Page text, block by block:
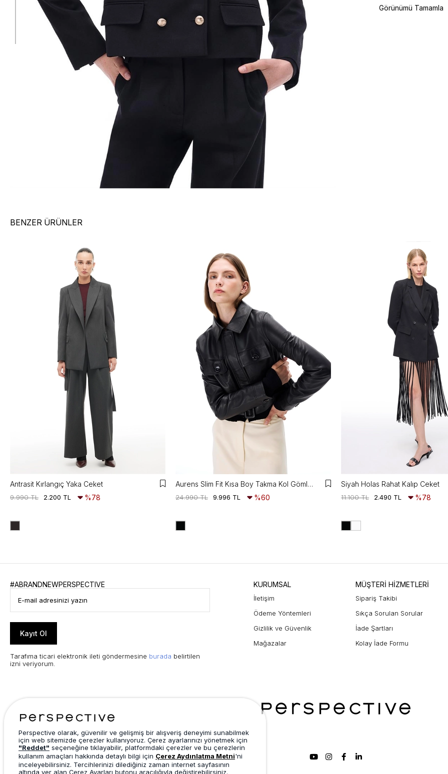
BENZER ÜRÜNLER
Antrasit Kırlangıç Yaka Ceket
2.200 TL
9.990 TL %78
Aurens Slim Fit Kısa Boy Takma Kol Gömlek Yaka Siyah Ceket
9.996 TL
24.990 TL %60
Siyah Holas Rahat Kalıp Ceket
2.490 TL
11.100 TL %78
#ABRANDNEWPERSPECTIVE
Kayıt Ol
Tarafıma ticari elektronik ileti göndermesine burada belirtilen
izni veriyorum.
KURUMSAL
İletişim
Ödeme Yöntemleri
Gizlilik ve Güvenlik
Mağazalar
MÜŞTERİ HİZMETLERİ
Sipariş Takibi
Sıkça Sorulan Sorular
İade Şartları
Kolay İade Formu
Perspective olarak, güvenilir ve gelişmiş bir alışveriş deneyimi sunabilmek
için web sitemizde çerezler kullanıyoruz. Çerez ayarlarınızı yönetmek için
"Reddet" seçeneğine tıklayabilir, platformdaki çerezler ve bu çerezlerin
kullanım amaçları hakkında detaylı bilgi için Çerez Aydınlatma Metni'ni
inceleyebilirsiniz. Tercihlerinizi dilediğiniz zaman internet sayfasının
altında yer alan Çerez Ayarları butonu aracılığıyla değiştirebilirsiniz.